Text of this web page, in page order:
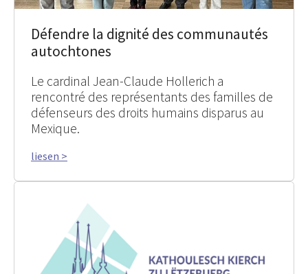
Défendre la dignité des communautés
autochtones
Le cardinal Jean-Claude Hollerich a
rencontré des représentants des familles de
défenseurs des droits humains disparus au
Mexique.
liesen >